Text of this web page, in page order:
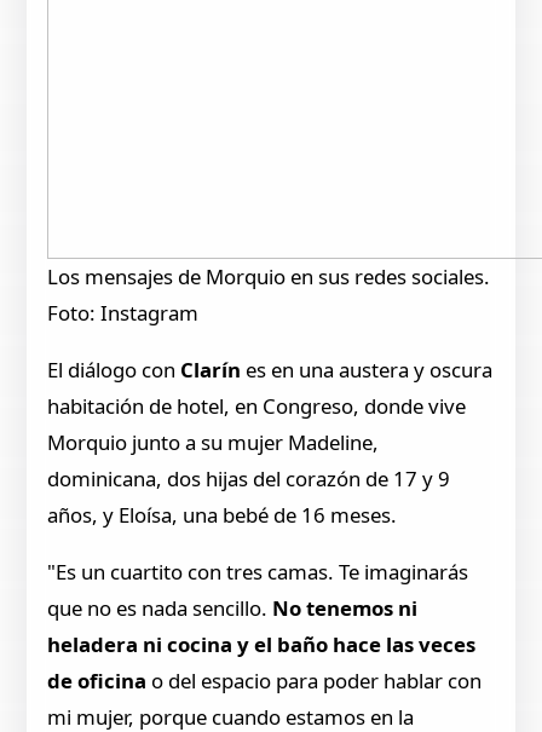
Los mensajes de Morquio en sus redes sociales.
Foto: Instagram
El diálogo con Clarín es en una austera y oscura
habitación de hotel, en Congreso, donde vive
Morquio junto a su mujer Madeline,
dominicana, dos hijas del corazón de 17 y 9
años, y Eloísa, una bebé de 16 meses.
"Es un cuartito con tres camas. Te imaginarás
que no es nada sencillo. No tenemos ni
heladera ni cocina y el baño hace las veces
de oficina o del espacio para poder hablar con
mi mujer, porque cuando estamos en la